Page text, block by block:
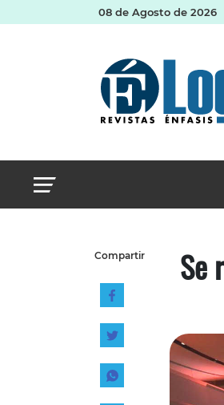
08 de Agosto de 2026
Compartir Se